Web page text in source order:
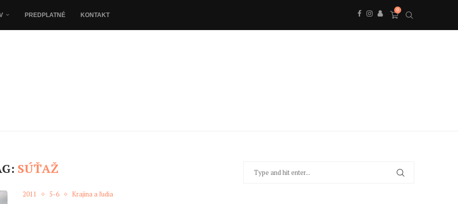
PREDPLATNÉ KONTAKT
0
SÚŤAŽ
2011 5-6 Krajina a ľudia